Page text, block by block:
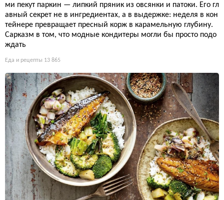
ми пекут паркин — липкий пряник из овсянки и патоки. Его гл
авный секрет не в ингредиентах, а в выдержке: неделя в кон
тейнере превращает пресный корж в карамельную глубину.
Сарказм в том, что модные кондитеры могли бы просто подо
ждать
Еда и рецепты 13 865